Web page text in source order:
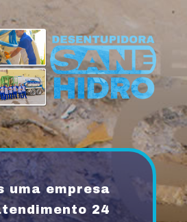
uma empresa
24